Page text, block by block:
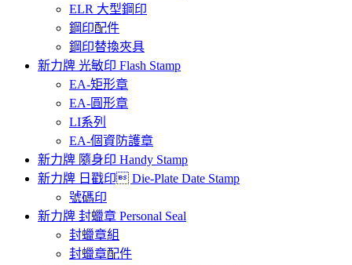
ELR 大型鋼印
鋼印配件
鋼印替換夾具
新力牌 光敏印 Flash Stamp
EA-矩形章
EA-圓形章
LI系列
EA-個資防護章
新力牌 隨身印 Handy Stamp
新力牌 日戳印 Die-Plate Date Stamp
號碼印
新力牌 封蠟章 Personal Seal
封蠟章組
封蠟章配件